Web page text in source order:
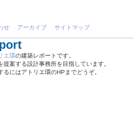
せ アーカイブ サイトマップ
エ環の建築レポートです。
案する設計事務所を目指しています。
にはアトリエ環のHPまでどうぞ。